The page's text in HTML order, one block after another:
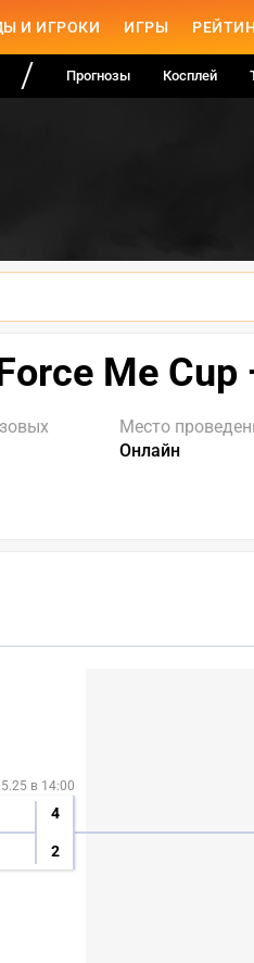
И ИГРОКИ ИГРЫ
Прогнозы Косплей
Me
Место
Онлайн
в 14:00
4
2